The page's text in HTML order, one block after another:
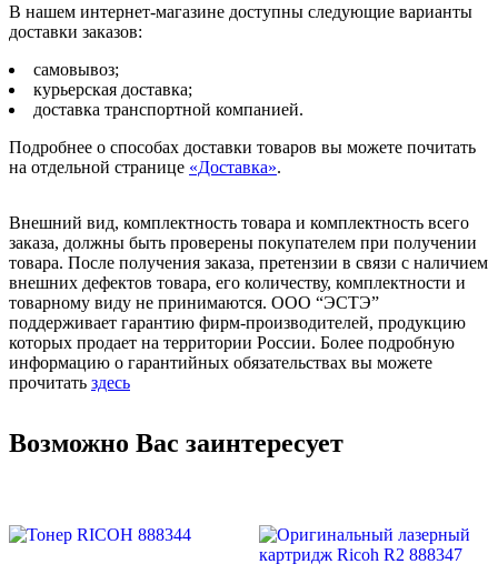
В нашем интернет-магазине доступны следующие варианты
доставки заказов:
самовывоз;
курьерская доставка;
доставка транспортной компанией.
Подробнее о способах доставки товаров вы можете почитать
на отдельной странице «Доставка».
Внешний вид, комплектность товара и комплектность всего
заказа, должны быть проверены покупателем при получении
товара. После получения заказа, претензии в связи с наличием
внешних дефектов товара, его количеству, комплектности и
товарному виду не принимаются. ООО “ЭСТЭ”
поддерживает гарантию фирм-производителей, продукцию
которых продает на территории России. Более подробную
информацию о гарантийных обязательствах вы можете
прочитать здесь
Возможно Вас заинтересует